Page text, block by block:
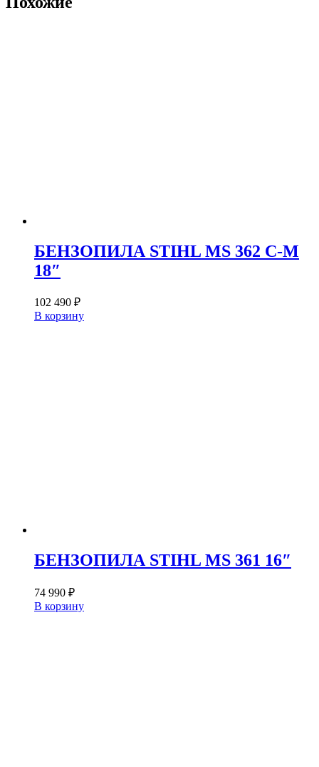
БЕНЗОПИЛА STIHL MS 362 C-M
18″
102 490 ₽
В корзину
БЕНЗОПИЛА STIHL MS 361 16″
74 990 ₽
В корзину